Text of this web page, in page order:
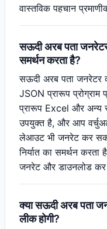
वास्तविक पहचान
सऊदी अरब पता जनरेटर
समर्थन करता है?
सऊदी अरब पता जनरेटर
JSON प्रारूप
प्रारूप Excel और अन्य
उपयुक्त है, और आप
लेआउट भी जनरेट कर
निर्यात का समर्थन
जनरेट और डाउनलोड
क्या सऊदी अरब पता
लीक होगी?